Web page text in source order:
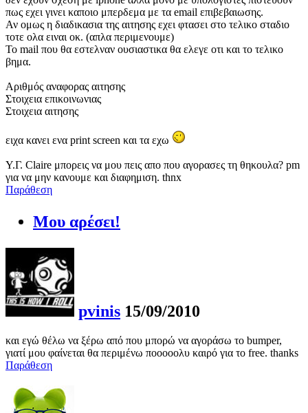
πως εχει γινει καποιο μπερδεμα με τα email επιβεβαιωσης.
Αν ομως η διαδικασια της αιτησης εχει φτασει στο τελικο σταδιο
τοτε ολα ειναι οκ. (απλα περιμενουμε)
Το mail που θα εστελναν ουσιαστικα θα ελεγε οτι και το τελικο
βημα.
Αριθμός αναφορας αιτησης
Στοιχεια επικοινωνιας
Στοιχεια αιτησης
ειχα κανει ενα print screen και τα εχω
Υ.Γ. Claire μπορεις να μου πεις απο που αγορασες τη θηκουλα? pm
για να μην κανουμε και διαφημιση. thnx
Παράθεση
Μου αρέσει!
pvinis 15/09/2010
και εγώ θέλω να ξέρω από που μπορώ να αγοράσω το bumper,
γιατί μου φαίνεται θα περιμένω ποοοοολυ καιρό για το free. thanks
Παράθεση